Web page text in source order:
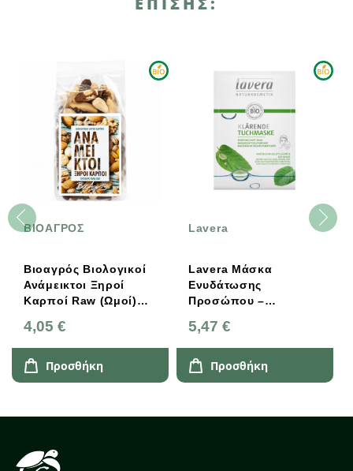
ΒΙΟΑΓΡΟΣ
Βιοαγρός Βιολογικοί
Ανάμεικτοι Ξηροί
Καρποί Raw (Ωμοί)
4,05 €
Προσθήκη
Lavera
Lavera Μάσκα
Ενυδάτωσης
Προσώπου –
5,47 €
Προσθήκη